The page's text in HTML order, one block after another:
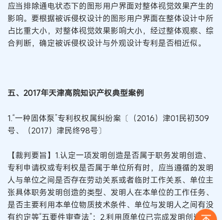
应当排除通电状态下的图形用户界面对整体视觉效果产生的
影响。要根据被诉侵权设计的图形用户界面在整体设计中所
占比重大小，对整体视觉效果影响大小，经过整体观察、综
合判断，确定被诉侵权设计与外观设计专利是否相近似。
五、2017年天津高院知识产权典型案例
1.“一种固体泵”专利权权属纠纷案〔（2016）津01民初309
号、（2017）津民终98号〕
【裁判要旨】1.认定一项发明创造是否属于职务发明创造、
专利申请权或专利权是否属于单位所有时，应当遵循的发明
人与单位之间是否存在劳动关系或者临时工作关系、单位主
张具体职务发明创造的类型、发明人在本单位的工作任务、
是否主要利用本单位物质技术条件、单位与发明人之间有没
有约定等“五要件审查法”；2.利用原单位已完成发明创造申